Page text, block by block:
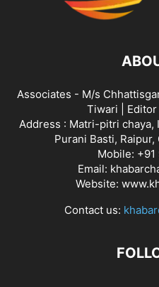
Associates - M/s
Tiwari |
Address : Matri-pitri chaya,
Purani Basti,
Mobile: +91
Email:
Website:
Contact us: